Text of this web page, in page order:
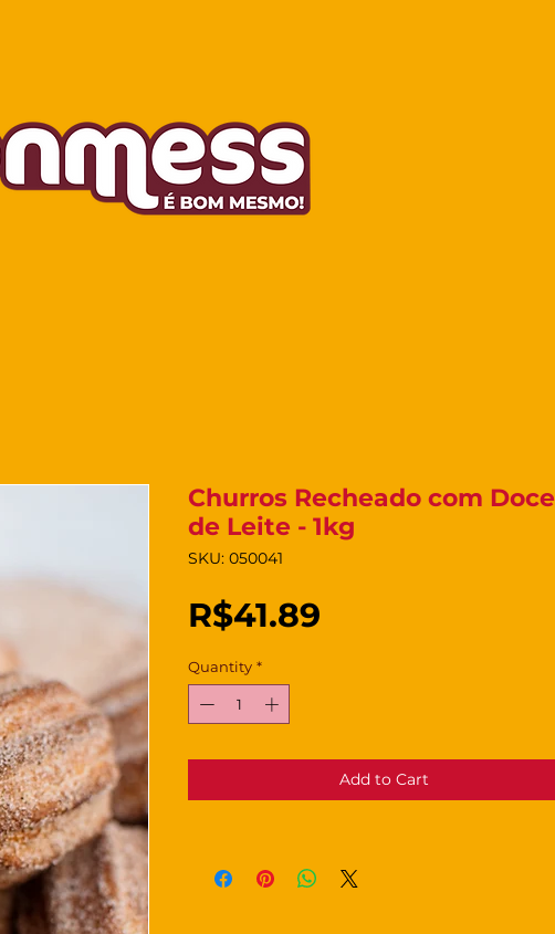
Churros Recheado com Doce
de Leite - 1kg
SKU: 050041
R$41.89
Quantity *
Add to Cart